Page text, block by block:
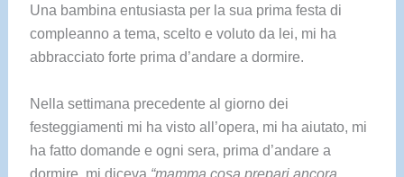
Una bambina entusiasta per la sua prima festa di
compleanno a tema, scelto e voluto da lei, mi ha
abbracciato forte prima d’andare a dormire.
Nella settimana precedente al giorno dei
festeggiamenti mi ha visto all’opera, mi ha aiutato, mi
ha fatto domande e ogni sera, prima d’andare a
dormire, mi diceva “mamma cosa prepari ancora